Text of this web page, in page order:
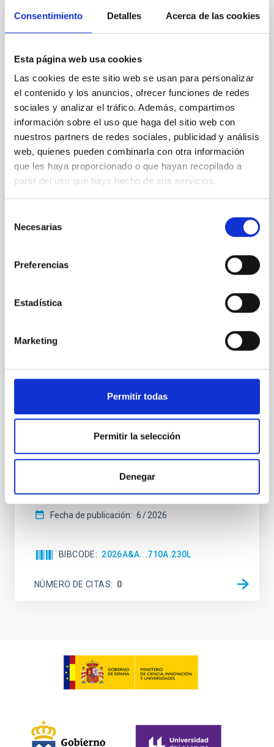
Consentimiento Detalles Acerca de las cookies
Esta página web usa cookies
Las cookies de este sitio web se usan para personalizar
el contenido y los anuncios, ofrecer funciones de redes
sociales y analizar el tráfico. Además, compartimos
información sobre el uso que haga del sitio web con
nuestros partners de redes sociales, publicidad y análisis
web, quienes pueden combinarla con otra información
que les haya proporcionado o que hayan recopilado a
partir del uso que haya hecho de sus servicios.
Necesarias
Preferencias
Estadística
Marketing
Permitir todas
Permitir la selección
Denegar
CON ÁRBITRO
Joining forces: 30 years of optical
quadruply-imaged gravitationally lensed quasar QSO
2237+0305, the Einstein Cross, including
observations from different observatories in both
hemispheres and using a new photometric
technique. This technique uses a region far enough
from the lens system to accurately determine the
sky background level
Shalyapin, V. N. et al.
CONCERTO: Forward modelling of
Context. The CarbON [CII] line in post-rEionisation and
ReionisaTiOn epoch (CONCERTO) instrument was a
spectrometer based on lumped-element kinetic
inductance detector (LEKID) technology that
meter APEX telescope in Chile in April 2021 and
Lundgren, A. et al.
Fecha de publicación: 6 2026
BIBCODE 2026A&A...710A.230L
NÚMERO DE CITAS 0